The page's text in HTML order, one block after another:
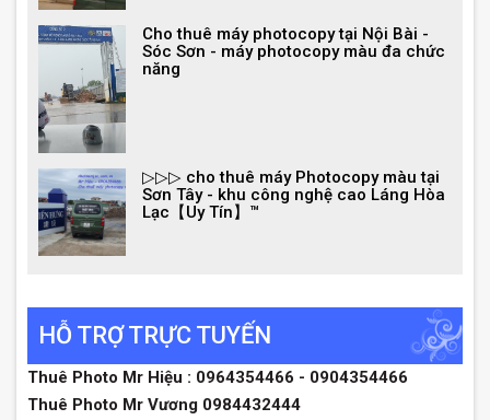
Cho thuê máy photocopy tại Nội Bài -
Sóc Sơn - máy photocopy màu đa chức
năng
▷▷▷ cho thuê máy Photocopy màu tại
Sơn Tây - khu công nghệ cao Láng Hòa
Lạc【Uy Tín】™
HỖ TRỢ TRỰC TUYẾN
Thuê Photo Mr Hiệu : 0964354466 - 0904354466
Thuê Photo Mr Vương 0984432444